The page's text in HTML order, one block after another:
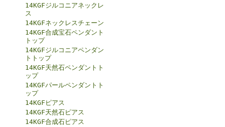
14KGFジルコニアネックレ
ス
14KGFネックレスチェーン
14KGF合成宝石ペンダント
トップ
14KGFジルコニアペンダン
トトップ
14KGF天然石ペンダントト
ップ
14KGFパールペンダントト
ップ
14KGFピアス
14KGF天然石ピアス
14KGF合成石ピアス